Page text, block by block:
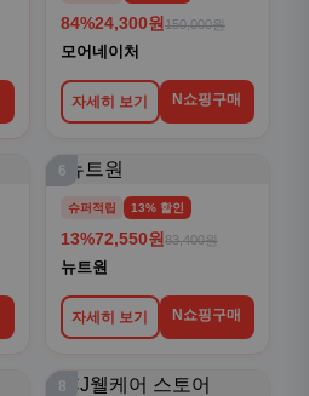
84%24,300원 150,000원
모어네이처
자세히 보기 N쇼핑구매
6
슈퍼적립 13% 할인
13%72,550원 83,400원
뉴트원
자세히 보기 N쇼핑구매
8